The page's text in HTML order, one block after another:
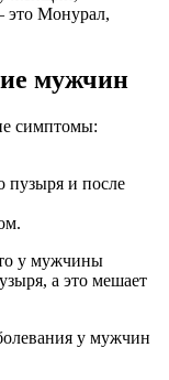
это Монурал,
мужчин
симптомы:
пузыря и после
у мужчины
а это мешает
у мужчин